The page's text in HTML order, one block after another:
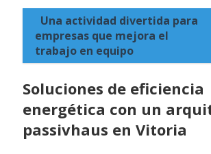
Una actividad divertida para
empresas que mejora el
trabajo en equipo
Soluciones de eficiencia
energética con un
passivhaus en Vitoria